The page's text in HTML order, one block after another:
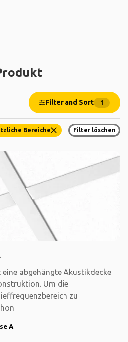
Filter and Sort 1
Bereiche Filter löschen
abgehängte Akustikdecke
Um die
zu
A